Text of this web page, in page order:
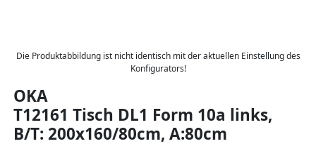
Die Produktabbildung ist nicht identisch mit der aktuellen Einstellung des
Konfigurators!
OKA
T12161 Tisch DL1 Form 10a links,
B/T: 200x160/80cm, A:80cm